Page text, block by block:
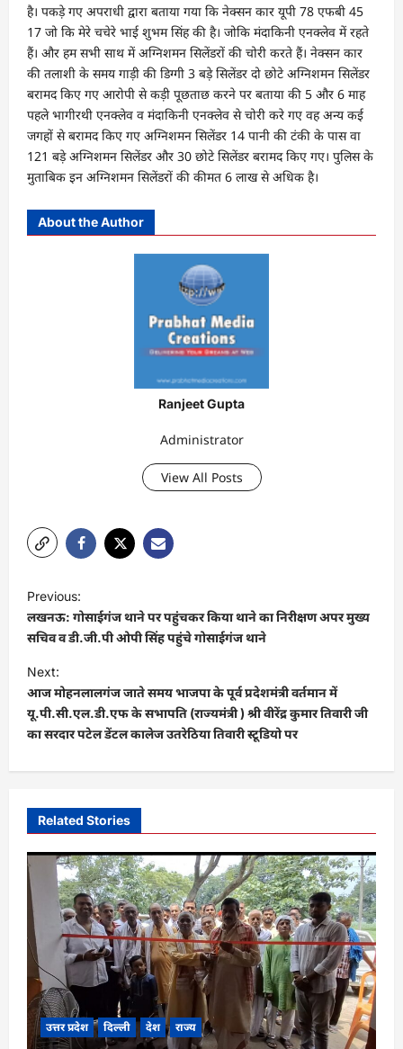
है। पकड़े गए अपराधी द्वारा बताया गया कि नेक्सन कार यूपी 78 एफबी 45
17 जो कि मेरे चचेरे भाई शुभम सिंह की है। जोकि मंदाकिनी एनक्लेव में रहते
हैं। और हम सभी साथ में अग्निशमन सिलेंडरों की चोरी करते हैं। नेक्सन कार
की तलाशी के समय गाड़ी की डिग्गी 3 बड़े सिलेंडर दो छोटे अग्निशमन सिलेंडर
बरामद किए गए आरोपी से कड़ी पूछताछ करने पर बताया की 5 और 6 माह
पहले भागीरथी एनक्लेव व मंदाकिनी एनक्लेव से चोरी करे गए वह अन्य कई
जगहों से बरामद किए गए अग्निशमन सिलेंडर 14 पानी की टंकी के पास वा
121 बड़े अग्निशमन सिलेंडर और 30 छोटे सिलेंडर बरामद किए गए। पुलिस के
मुताबिक इन अग्निशमन सिलेंडरों की कीमत 6 लाख से अधिक है।
About the Author
Ranjeet Gupta
Administrator
View All Posts
P
o
s
t
n
a
g
a
t
i
o
n
Previous:
लखनऊ: गोसाईगंज थाने पर पहुंचकर किया थाने का निरीक्षण अपर मुख्य
सचिव व डी.जी.पी ओपी सिंह पहुंचे गोसाईगंज थाने
Next:
आज मोहनलालगंज जाते समय भाजपा के पूर्व प्रदेशमंत्री वर्तमान में
यू.पी.सी.एल.डी.एफ के सभापति (राज्यमंत्री ) श्री वीरेंद्र कुमार तिवारी जी
का सरदार पटेल डेंटल कालेज उतरेठिया तिवारी स्टूडियो पर
Related Stories
उत्तर प्रदेश दिल्ली देश राज्य